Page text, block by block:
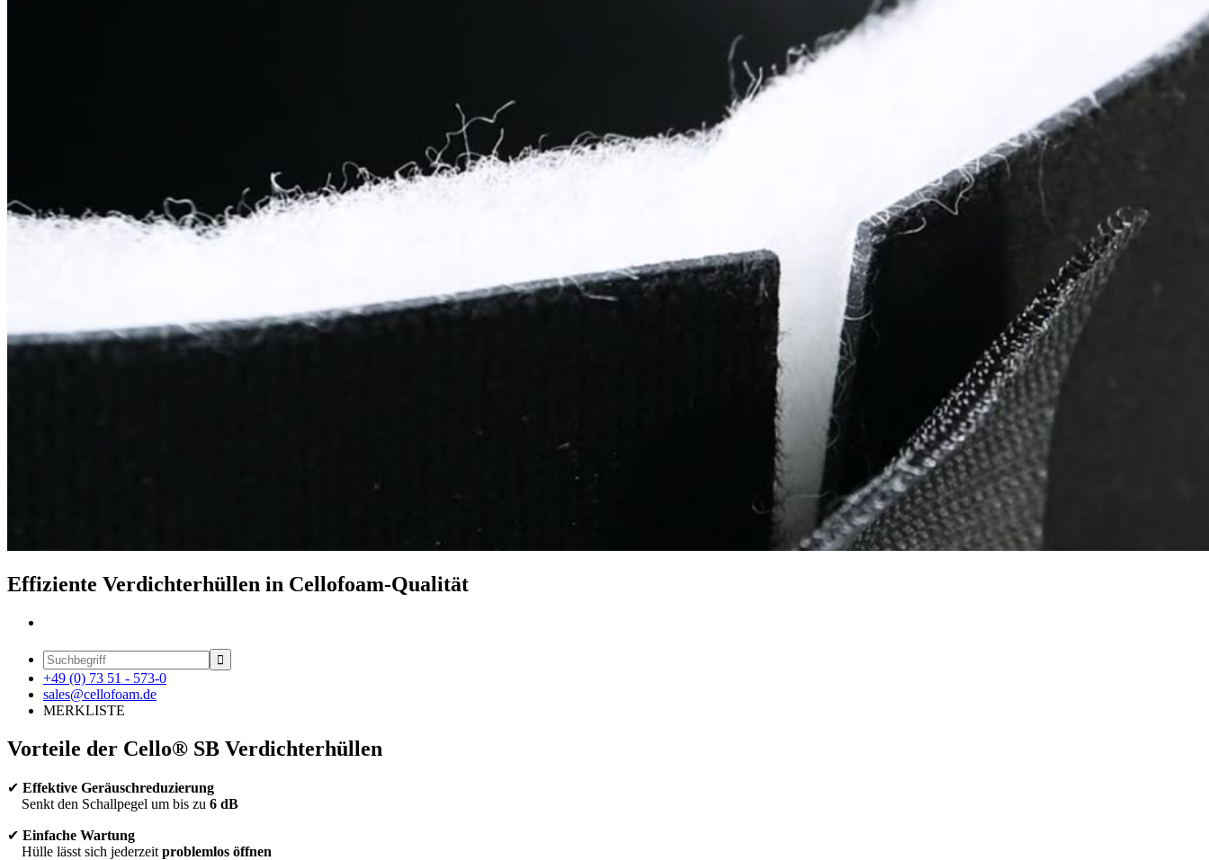
Effiziente Verdichterhüllen in Cellofoam-Qualität

+49 (0) 73 51 - 573-0
sales@cellofoam.de
MERKLISTE
Vorteile der Cello® SB Verdichterhüllen
✔ Effektive Geräuschreduzierung
Senkt den Schallpegel um bis zu 6 dB
✔ Einfache Wartung
Hülle lässt sich jederzeit problemlos öffnen